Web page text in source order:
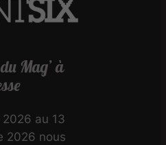
Mag’ à
au 13
2026 nous